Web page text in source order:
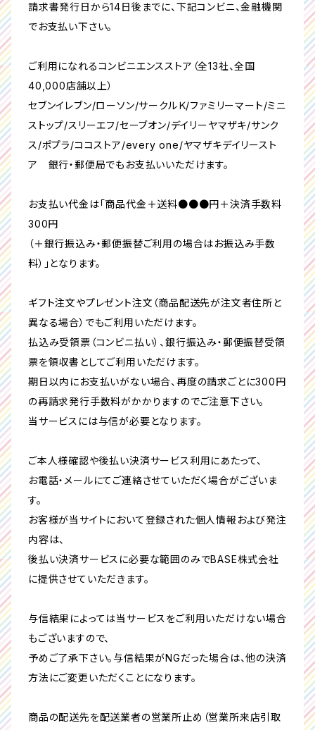
請求書発行日から14日後までに、下記コンビニ、金融機関
でお支払い下さい。
ご利用になれるコンビニエンスストア（全13社、全国
40,000店舗以上）
セブンイレブン/ローソン/サークルＫ/ファミリーマート/ミニ
ストップ/スリーエフ/セーブオン/デイリーヤマザキ/サンク
ス/ポプラ/ココストア/every one/ヤマザキデイリースト
ア 銀行・郵便局でもお支払いいただけます。
お支払い代金は「商品代金＋送料●●●円＋決済手数料
300円
（＋銀行振込み・郵便振替ご利用の場合はお振込み手数
料）」となります。
ギフト注文やプレゼント注文（商品配送先が注文者住所と
異なる場合）でもご利用いただけます。
払込み受領票（コンビニ払い）、銀行振込み・郵便振替受領
票を領収書としてご利用いただけます。
期日以内にお支払いがない場合、再度の請求ごとに300円
の再請求発行手数料がかかりますのでご注意下さい。
当サービスには与信が必要となります。
ご本人様確認や後払い決済サービス利用にあたって、
お電話・メールにてご連絡させていただく場合がございま
す。
お客様が当サイトにおいて登録された個人情報および発注
内容は、
後払い決済サービスに必要な範囲のみでBASE株式会社
に提供させていただきます。
与信結果によっては当サービスをご利用いただけない場合
もございますので、
予めご了承下さい。与信結果がNGだった場合は、他の決済
方法にご変更いただくことになります。
商品の配送先を配送業者の営業所止め（営業所来店引取